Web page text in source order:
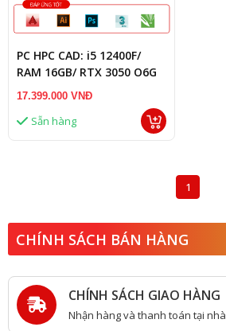
PC HPC CAD: i5 12400F/
RAM 16GB/ RTX 3050 O6G
17.399.000 VNĐ
Sẵn hàng
1
CHÍNH SÁCH BÁN HÀNG
CHÍNH SÁCH GIAO HÀNG
Nhận hàng và thanh toán tại nhà